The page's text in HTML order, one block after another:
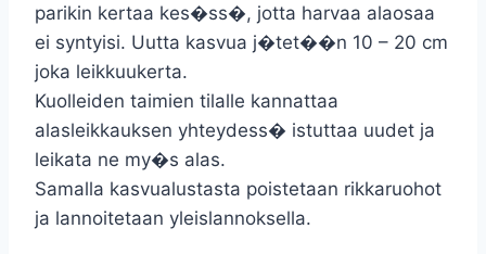
parikin kertaa kes�ss�, jotta harvaa alaosaa
ei syntyisi. Uutta kasvua j�tet��n 10 – 20 cm
joka leikkuukerta.
Kuolleiden taimien tilalle kannattaa
alasleikkauksen yhteydess� istuttaa uudet ja
leikata ne my�s alas.
Samalla kasvualustasta poistetaan rikkaruohot
ja lannoitetaan yleislannoksella.